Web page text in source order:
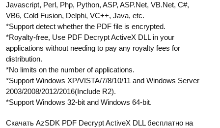
Javascript, Perl, Php, Python, ASP, ASP.Net, VB.Net, C#,
VB6, Cold Fusion, Delphi, VC++, Java, etc.
*Support detect whether the PDF file is encrypted.
*Royalty-free, Use PDF Decrypt ActiveX DLL in your
applications without needing to pay any royalty fees for
distribution.
*No limits on the number of applications.
*Support Windows XP/VISTA/7/8/10/11 and Windows Server
2003/2008/2012/2016(Include R2).
*Support Windows 32-bit and Windows 64-bit.
Скачать AzSDK PDF Decrypt ActiveX DLL бесплатно на